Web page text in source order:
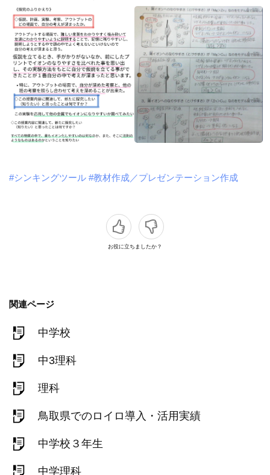
#シンキングツール #教材作成／プレゼンテーション作成
お役に立ちましたか？
関連ページ
中学校
中3理科
理科
鳥取県でのロイロ導入・活用実績
中学校３年生
中学理科